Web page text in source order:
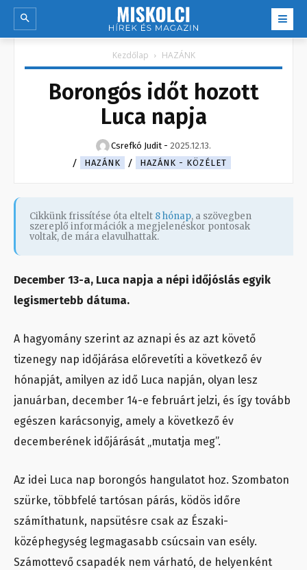
Kezdőlap HAZÁNK
Borongós időt hozott
Luca napja
Csrefkó Judit - 2025.12.13.
HAZÁNK
HAZÁNK - KÖZÉLET
Cikkünk frissítése óta eltelt 8 hónap, a szövegben
szereplő információk a megjelenéskor pontosak
voltak, de mára elavulhattak.
December 13-a, Luca napja a népi időjóslás egyik
legismertebb dátuma.
A hagyomány szerint az aznapi és az azt követő
tizenegy nap időjárása előrevetíti a következő év
hónapját, amilyen az idő Luca napján, olyan lesz
januárban, december 14-e februárt jelzi, és így tovább
egészen karácsonyig, amely a következő év
decemberének időjárását „mutatja meg”.
Az idei Luca nap borongós hangulatot hoz. Szombaton
szürke, többfelé tartósan párás, ködös időre
számíthatunk, napsütésre csak az Északi-
középhegység legmagasabb csúcsain van esély.
Számottevő csapadék nem várható, de helyenként